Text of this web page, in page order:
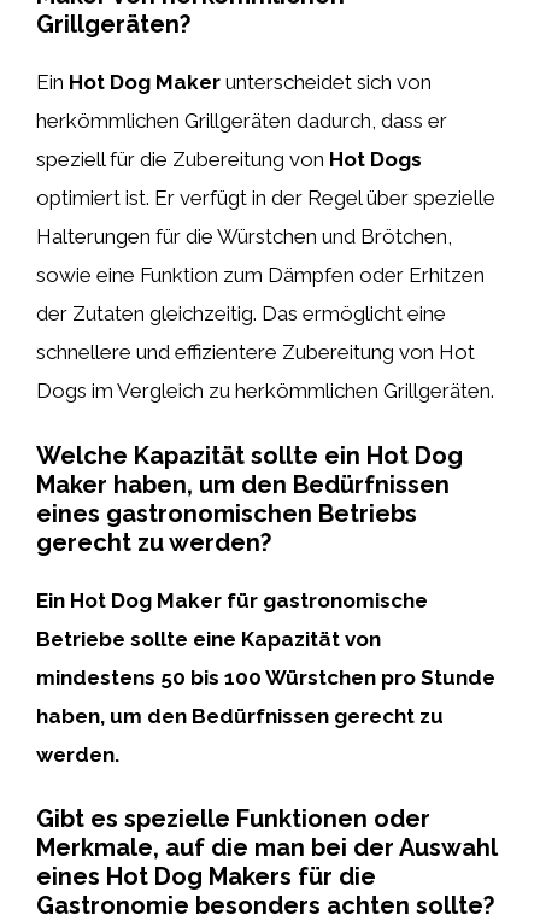
Grillgeräten?
Ein Hot Dog Maker unterscheidet sich von
herkömmlichen Grillgeräten dadurch, dass er
speziell für die Zubereitung von Hot Dogs
optimiert ist. Er verfügt in der Regel über spezielle
Halterungen für die Würstchen und Brötchen,
sowie eine Funktion zum Dämpfen oder Erhitzen
der Zutaten gleichzeitig. Das ermöglicht eine
schnellere und effizientere Zubereitung von Hot
Dogs im Vergleich zu herkömmlichen Grillgeräten.
Welche Kapazität sollte ein Hot Dog
Maker haben, um den Bedürfnissen
eines gastronomischen Betriebs
gerecht zu werden?
Ein Hot Dog Maker für gastronomische
Betriebe sollte eine Kapazität von
mindestens 50 bis 100 Würstchen pro Stunde
haben, um den Bedürfnissen gerecht zu
werden.
Gibt es spezielle Funktionen oder
Merkmale, auf die man bei der Auswahl
eines Hot Dog Makers für die
Gastronomie besonders achten sollte?